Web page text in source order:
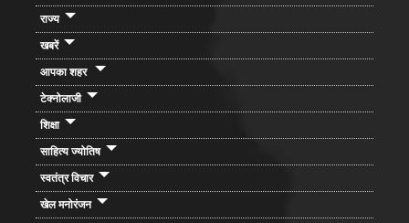
राज्य
खबरें
आपका शहर
टेक्नोलाजी
शिक्षा
साहित्य ज्योतिष
स्वतंत्र विचार
खेल मनोरंजन